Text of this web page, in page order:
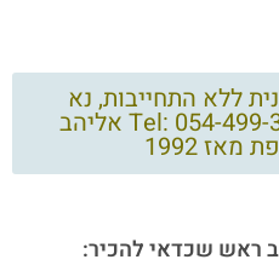
ללא התחייבות, נא
להתקשר עכשיו Tel: 054-499-3676 אליהב
1992
ראש שכדאי להכיר: